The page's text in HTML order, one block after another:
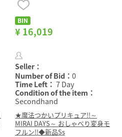
BIN
¥ 16,019
Seller：
Number of Bid： 0
Time Left： 7 Day
Condition of the item：
Secondhand
★魔法つかいプリキュア!!～
MIRAI DAYS～ おしゃべり変身モ
フルン!!◆新品Ss